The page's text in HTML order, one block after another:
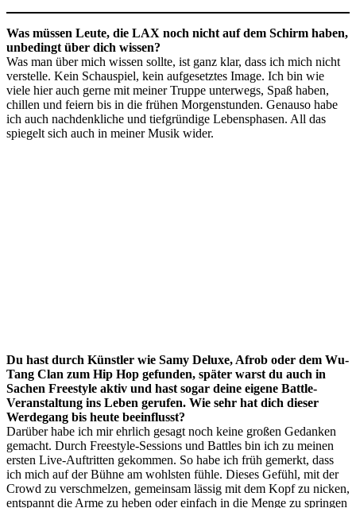
Was müssen Leute, die LAX noch nicht auf dem Schirm haben,
unbedingt über dich wissen?
Was man über mich wissen sollte, ist ganz klar, dass ich mich nicht
verstelle. Kein Schauspiel, kein aufgesetztes Image. Ich bin wie
viele hier auch gerne mit meiner Truppe unterwegs, Spaß haben,
chillen und feiern bis in die frühen Morgenstunden. Genauso habe
ich auch nachdenkliche und tiefgründige Lebensphasen. All das
spiegelt sich auch in meiner Musik wider.
Du hast durch Künstler wie Samy Deluxe, Afrob oder dem Wu-
Tang Clan zum Hip Hop gefunden, später warst du auch in
Sachen Freestyle aktiv und hast sogar deine eigene Battle-
Veranstaltung ins Leben gerufen. Wie sehr hat dich dieser
Werdegang bis heute beeinflusst?
Darüber habe ich mir ehrlich gesagt noch keine großen Gedanken
gemacht. Durch Freestyle-Sessions und Battles bin ich zu meinen
ersten Live-Auftritten gekommen. So habe ich früh gemerkt, dass
ich mich auf der Bühne am wohlsten fühle. Dieses Gefühl, mit der
Crowd zu verschmelzen, gemeinsam lässig mit dem Kopf zu nicken,
entspannt die Arme zu heben oder einfach in die Menge zu springen